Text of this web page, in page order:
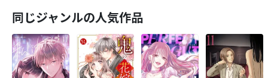
同じジャンルの人気作品